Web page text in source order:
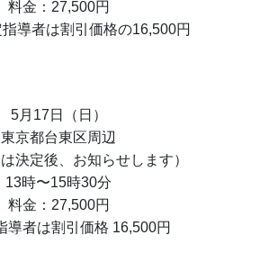
料金：27,500円
導者は割引価格の16,500円
5月17日（日）
東京都台東区周辺
は決定後、お知らせします）
13時〜15時30分
料金：27,500円
導者は割引価格 16,500円